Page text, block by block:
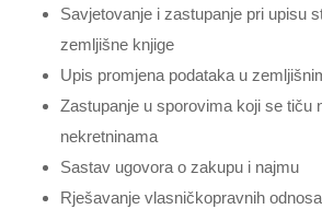
Savjetovanje i zastupanje pri upisu
zemljišne knjige
Upis promjena podataka u
Zastupanje u sporovima koji se tiču
nekretninama
Sastav ugovora o zakupu i najmu
Rješavanje vlasničkopravnih odnosa